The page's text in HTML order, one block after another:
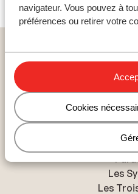
navigateur. Vous pouvez à
préférences ou retirer votre
Cookies
France :
France :
Les
Les